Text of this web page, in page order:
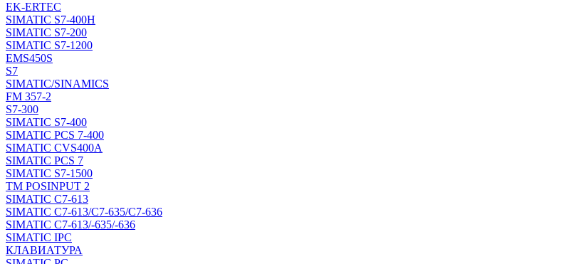
EK-ERTEC
SIMATIC S7-400H
SIMATIC S7-200
SIMATIC S7-1200
EMS450S
S7
SIMATIC/SINAMICS
FM 357-2
S7-300
SIMATIC S7-400
SIMATIC PCS 7-400
SIMATIC CVS400A
SIMATIC PCS 7
SIMATIC S7-1500
TM POSINPUT 2
SIMATIC C7-613
SIMATIC C7-613/C7-635/C7-636
SIMATIC C7-613/-635/-636
SIMATIC IPC
КЛАВИАТУРА